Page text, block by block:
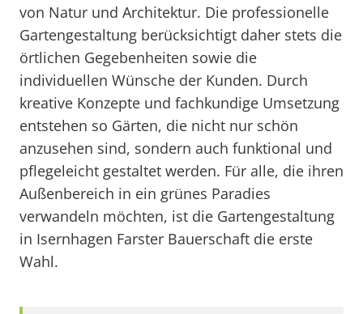
von Natur und Architektur. Die professionelle
Gartengestaltung berücksichtigt daher stets die
örtlichen Gegebenheiten sowie die
individuellen Wünsche der Kunden. Durch
kreative Konzepte und fachkundige Umsetzung
entstehen so Gärten, die nicht nur schön
anzusehen sind, sondern auch funktional und
pflegeleicht gestaltet werden. Für alle, die ihren
Außenbereich in ein grünes Paradies
verwandeln möchten, ist die Gartengestaltung
in Isernhagen Farster Bauerschaft die erste
Wahl.